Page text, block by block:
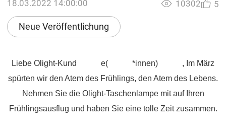
18.03.2022 14:00:00
Neue Veröffentlichung
10302 5
Liebe Olight-Kund e( *innen) , Im März
spürten wir den Atem des Frühlings, den Atem des Lebens.
Nehmen Sie die Olight-Taschenlampe mit auf Ihren
Frühlingsausflug und haben Sie eine tolle Zeit zusammen.